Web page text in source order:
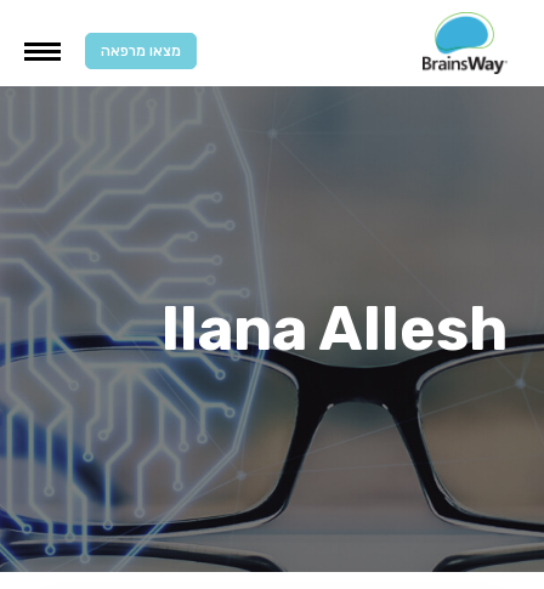
מצאו מרפאה
Ilana Allesh